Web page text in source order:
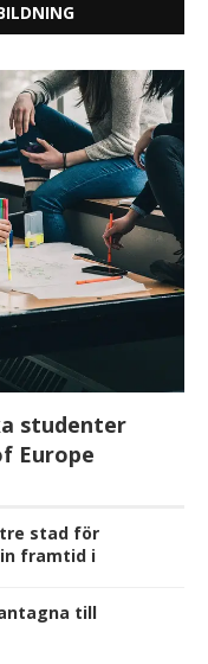
studenter
Europe
stad för
framtid i
till